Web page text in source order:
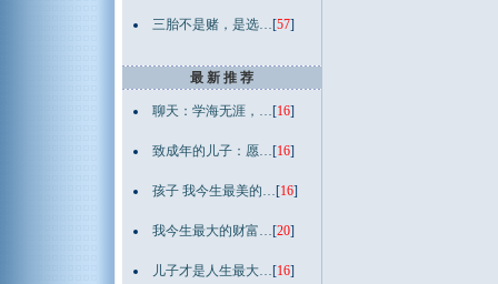
三胎不是赌，是选…[57]
最 新 推 荐
聊天：学海无涯，…[16]
致成年的儿子：愿…[16]
孩子 我今生最美的…[16]
我今生最大的财富…[20]
儿子才是人生最大…[16]